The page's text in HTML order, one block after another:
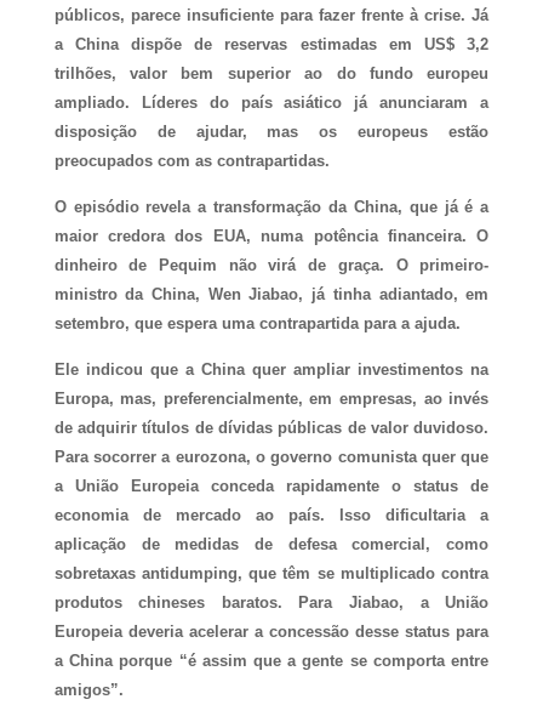
públicos, parece insuficiente para fazer frente à crise. Já
a China dispõe de reservas estimadas em US$ 3,2
trilhões, valor bem superior ao do fundo europeu
ampliado. Líderes do país asiático já anunciaram a
disposição de ajudar, mas os europeus estão
preocupados com as contrapartidas.
O episódio revela a transformação da China, que já é a
maior credora dos EUA, numa potência financeira. O
dinheiro de Pequim não virá de graça. O primeiro-
ministro da China, Wen Jiabao, já tinha adiantado, em
setembro, que espera uma contrapartida para a ajuda.
Ele indicou que a China quer ampliar investimentos na
Europa, mas, preferencialmente, em empresas, ao invés
de adquirir títulos de dívidas públicas de valor duvidoso.
Para socorrer a eurozona, o governo comunista quer que
a União Europeia conceda rapidamente o status de
economia de mercado ao país. Isso dificultaria a
aplicação de medidas de defesa comercial, como
sobretaxas antidumping, que têm se multiplicado contra
produtos chineses baratos. Para Jiabao, a União
Europeia deveria acelerar a concessão desse status para
a China porque “é assim que a gente se comporta entre
amigos”.